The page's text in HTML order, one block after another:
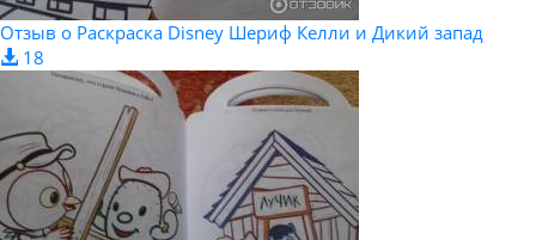
Отзыв о Раскраска Disney Шериф Келли и Дикий запад
18